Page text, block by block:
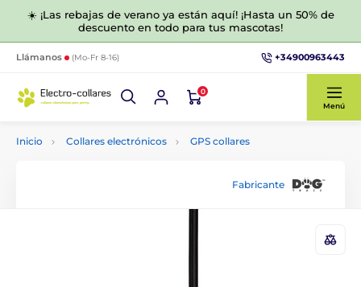
☀️ ¡Las rebajas de verano ya están aquí! ¡Hasta un 50% de
descuento en todo para tus mascotas!
Llámanos (Mo-Fr 8-16) +34900963443
0
Menú
Inicio Collares electrónicos GPS collares
Fabricante